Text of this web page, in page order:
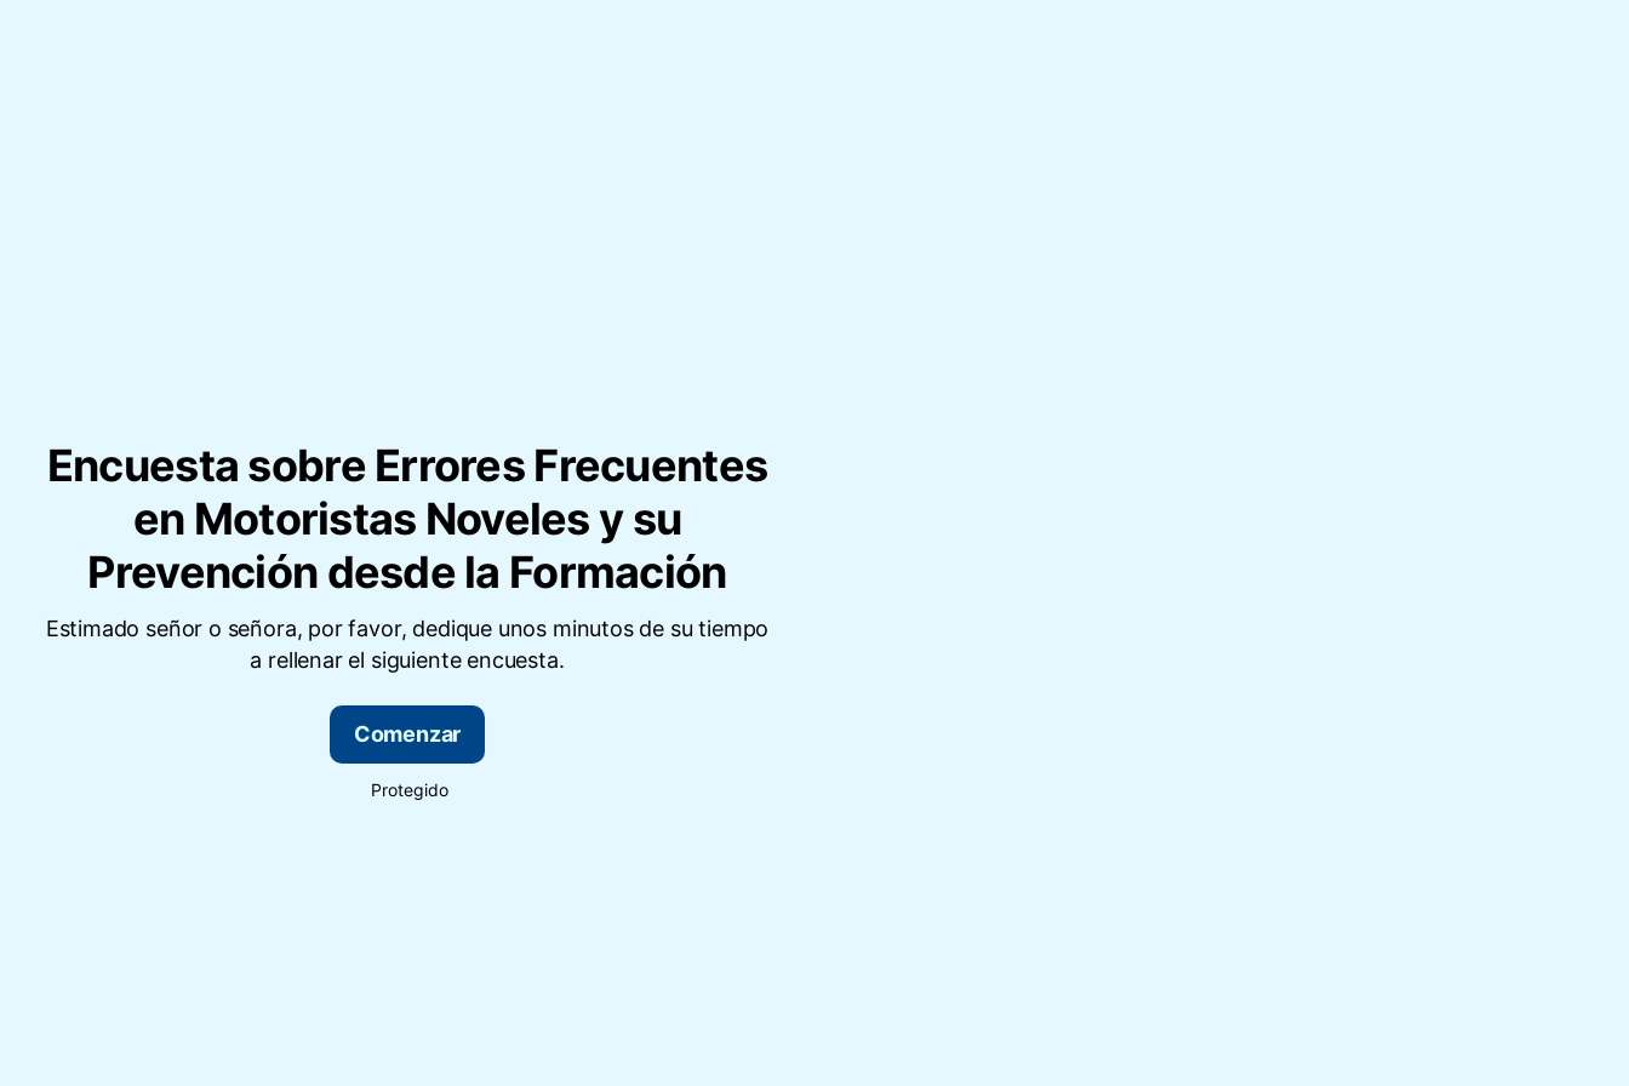
Encuesta sobre Errores Frecuentes
en Motoristas Noveles y su
Prevención desde la Formación
Estimado señor o señora, por favor, dedique unos minutos de su tiempo
a rellenar el siguiente encuesta.
Comenzar
Protegido